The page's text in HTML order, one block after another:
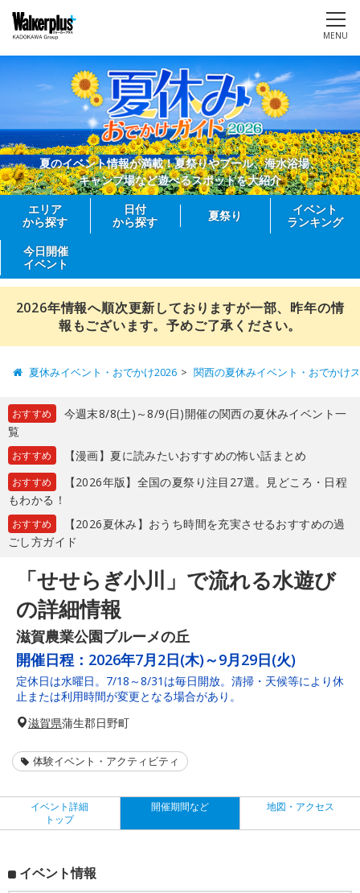
MENU
夏のイベント情報が満載！夏祭りやプール、海水浴場、
キャンプ場など遊べるスポットを大紹介
エリア
から探す
日付
から探す
夏祭り
イベント
ランキング
今日開催
イベント
2026年情報へ順次更新しておりますが一部、昨年の情
報もございます。予めご了承ください。
夏休みイベント・おでかけ2026 関西の夏休みイベント・おでかけ
おすすめ
今週末8/8(土)～8/9(日)開催の関西の夏休みイベント一
覧
おすすめ 【漫画】夏に読みたいおすすめの怖い話まとめ
おすすめ
【2026年版】全国の夏祭り注目27選。見どころ・日程
もわかる！
おすすめ
【2026夏休み】おうち時間を充実させるおすすめの過
ごし方ガイド
「せせらぎ小川」で流れる水遊び
の詳細情報
滋賀農業公園ブルーメの丘
開催日程： 2026年7月2日(木)～9月29日(火)
定休日は水曜日。7/18～8/31は毎日開放。清掃・天候等により休
止または利用時間が変更となる場合があり。
滋賀県蒲生郡日野町
体験イベント・アクティビティ
イベント詳細
トップ
開催期間など 地図・アクセス
イベント情報